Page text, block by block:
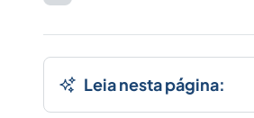
Leia nesta página: